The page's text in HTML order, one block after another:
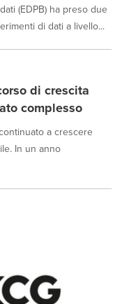
(EDPB) ha preso due
di dati a livello...
di crescita
complesso
a crescere
In un anno